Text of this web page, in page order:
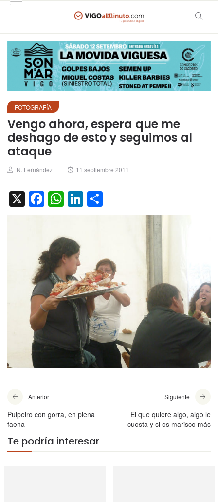
FOTOGRAFÍA
Vengo ahora, espera que me
deshago de esto y seguimos al
ataque
Author
N. Fernández
Posted
11 septiembre 2011
X Facebook
WhatsApp
LinkedIn
Anterior
Pulpeiro con gorra, en plena
faena
Siguiente
El que quiere algo, algo le
cuesta y si es marisco más
Te podría interesar